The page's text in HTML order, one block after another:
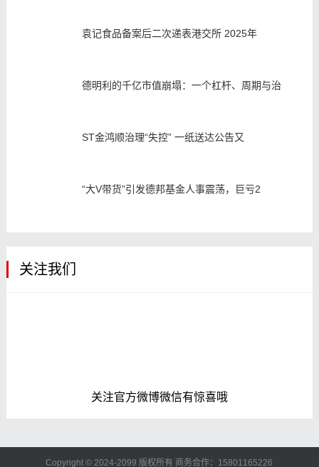
袁记食品备案后二次递表港交所 2025年
德明利的千亿市值崩塌：一个杠杆、周期与治
ST金鸿顺治理“失控” 一纸送达公告又
“大V带货”引发德邦基金人事震荡，巨亏2
关注我们
关注官方微博微信有惊喜哦
Copyright © 2024-2099 版权所有 商务合作：15801165226